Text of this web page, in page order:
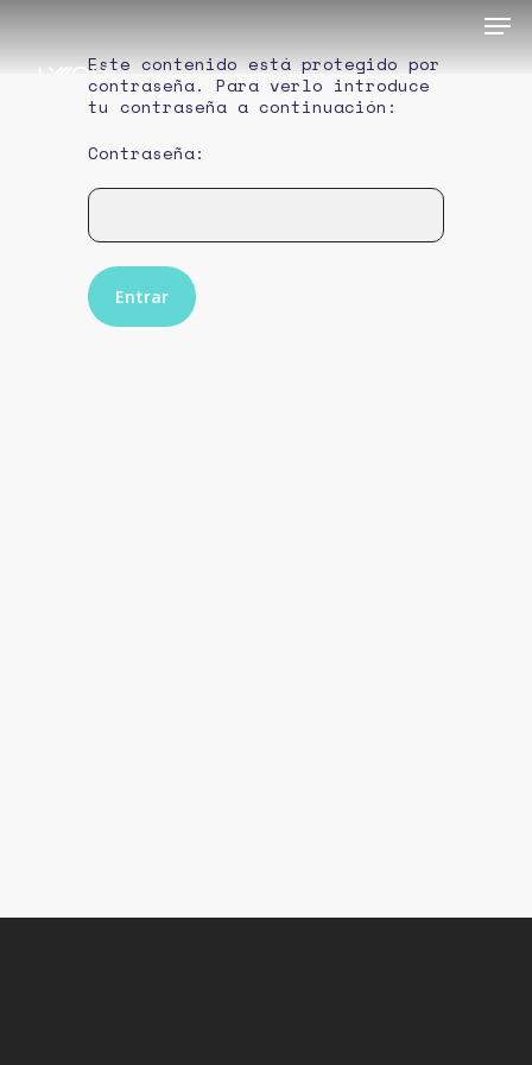
Este contenido está protegido por
contraseña. Para verlo introduce
tu contraseña a continuación:
Contraseña: